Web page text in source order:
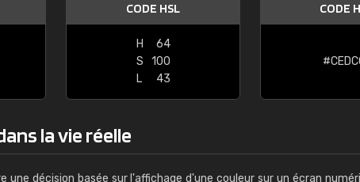
CODE HSL
H
64
S
100
L
43
CODE
la vie réelle
une décision basée sur l'affichage d'une couleur sur un écran